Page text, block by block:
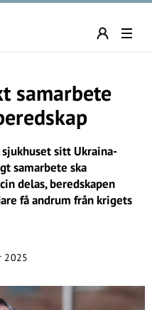
samarbete
sitt Ukraina-
samarbete ska
delas, beredskapen
få andrum från krigets
2025